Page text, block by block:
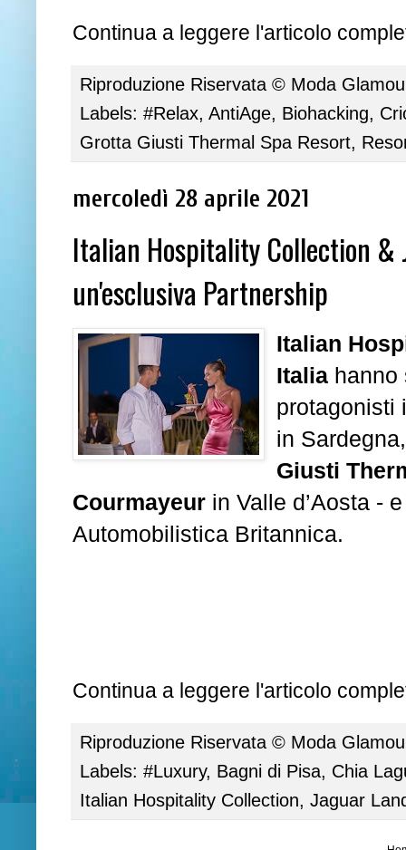
Continua a leggere l'articolo
Riproduzione Riservata © Moda
Labels: #Relax, AntiAge, Biohacking,
Grotta Giusti Thermal Spa Resort,
mercoledì 28 aprile 2021
Italian Hospitality Collection &
un'esclusiva Partnership
Italian
Italia
protagonisti
in
Giusti
Courmayeur in Valle d’Aosta -
Automobilistica Britannica.
Continua a leggere l'articolo
Riproduzione Riservata © Moda
Labels: #Luxury, Bagni di Pisa, Chia
Italian Hospitality Collection, Jaguar